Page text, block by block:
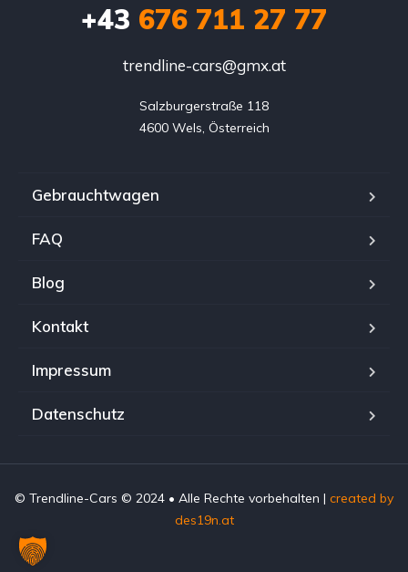
+43 676 711 27 77
trendline-cars@gmx.at
Salzburgerstraße 118
4600 Wels, Österreich
Gebrauchtwagen
FAQ
Blog
Kontakt
Impressum
Datenschutz
© Trendline-Cars © 2024 • Alle Rechte vorbehalten | created by
des19n.at